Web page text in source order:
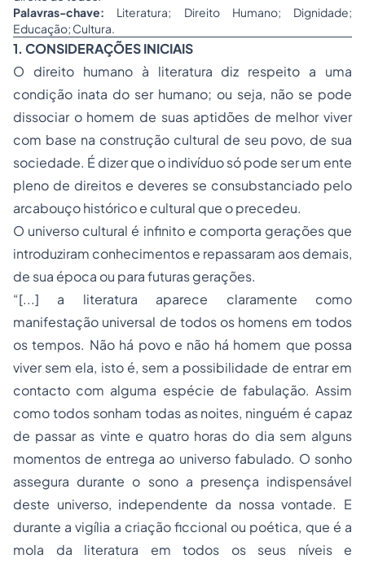
Palavras-chave: Literatura; Direito Humano; Dignidade;
Educação; Cultura.
1. CONSIDERAÇÕES INICIAIS
O direito humano à literatura diz respeito a uma
condição inata do ser humano; ou seja, não se pode
dissociar o homem de suas aptidões de melhor viver
com base na construção cultural de seu povo, de sua
sociedade. É dizer que o indivíduo só pode ser um ente
pleno de direitos e deveres se consubstanciado pelo
arcabouço histórico e cultural que o precedeu.
O universo cultural é infinito e comporta gerações que
introduziram conhecimentos e repassaram aos demais,
de sua época ou para futuras gerações.
“[...] a literatura aparece claramente como
manifestação universal de todos os homens em todos
os tempos. Não há povo e não há homem que possa
viver sem ela, isto é, sem a possibilidade de entrar em
contacto com alguma espécie de fabulação. Assim
como todos sonham todas as noites, ninguém é capaz
de passar as vinte e quatro horas do dia sem alguns
momentos de entrega ao universo fabulado. O sonho
assegura durante o sono a presença indispensável
deste universo, independente da nossa vontade. E
durante a vigília a criação ficcional ou poética, que é a
mola da literatura em todos os seus níveis e